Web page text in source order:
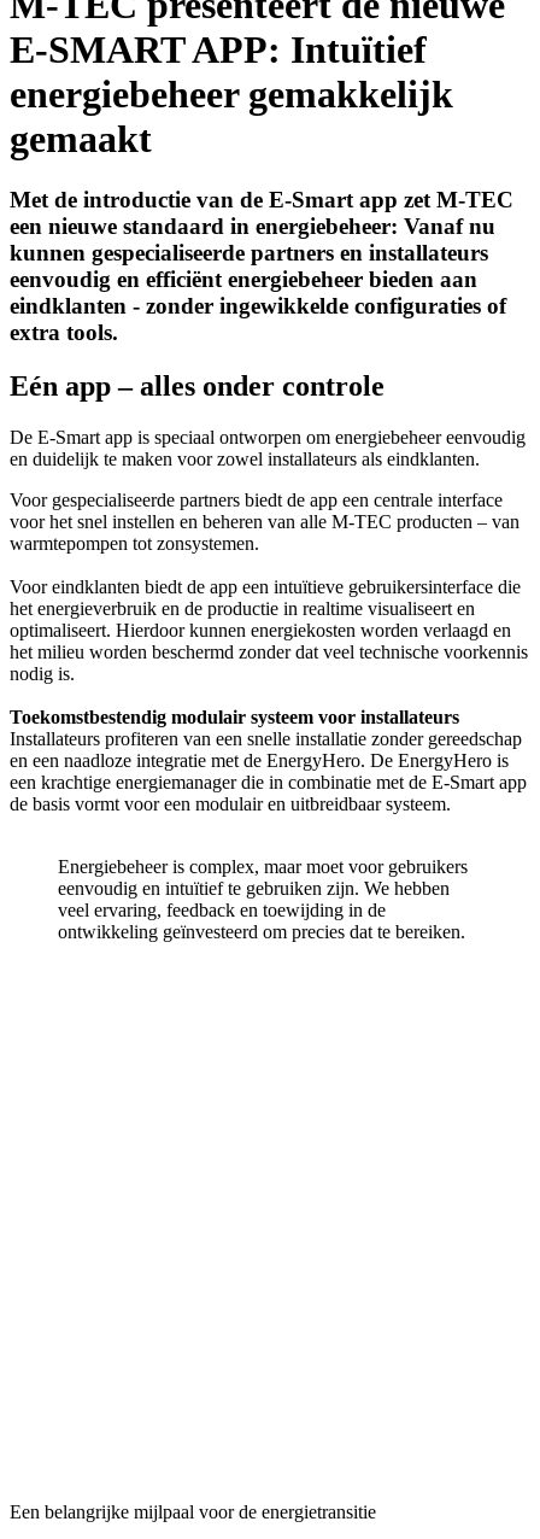
E-SMART APP: Intuïtief
energiebeheer gemakkelijk
gemaakt
Met de introductie van de E-Smart app zet M-TEC
een nieuwe standaard in energiebeheer: Vanaf nu
kunnen gespecialiseerde partners en installateurs
eenvoudig en efficiënt energiebeheer bieden aan
eindklanten - zonder ingewikkelde configuraties of
extra tools.
Eén app – alles onder controle
De E-Smart app is speciaal ontworpen om energiebeheer eenvoudig
en duidelijk te maken voor zowel installateurs als eindklanten.
Voor gespecialiseerde partners biedt de app een centrale interface
voor het snel instellen en beheren van alle M-TEC producten – van
warmtepompen tot zonsystemen.
Voor eindklanten biedt de app een intuïtieve gebruikersinterface die
het energieverbruik en de productie in realtime visualiseert en
optimaliseert. Hierdoor kunnen energiekosten worden verlaagd en
het milieu worden beschermd zonder dat veel technische voorkennis
nodig is.
Toekomstbestendig modulair systeem voor installateurs
Installateurs profiteren van een snelle installatie zonder gereedschap
en een naadloze integratie met de EnergyHero. De EnergyHero is
een krachtige energiemanager die in combinatie met de E-Smart app
de basis vormt voor een modulair en uitbreidbaar systeem.
Energiebeheer is complex, maar moet voor gebruikers
eenvoudig en intuïtief te gebruiken zijn. We hebben
veel ervaring, feedback en toewijding in de
ontwikkeling geïnvesteerd om precies dat te bereiken.
Een belangrijke mijlpaal voor de energietransitie